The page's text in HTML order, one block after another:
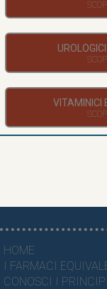
VITAMINICI
HOME
I FARMACI
CONOSCI I